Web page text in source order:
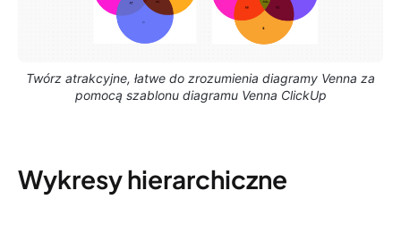
Twórz atrakcyjne, łatwe do zrozumienia diagramy Venna za
pomocą szablonu diagramu Venna ClickUp
Wykresy hierarchiczne